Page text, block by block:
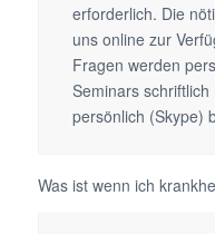
erforderlich. Die
uns online zur
Fragen werden
Seminars
persönlich (Skype)
Was ist wenn ich